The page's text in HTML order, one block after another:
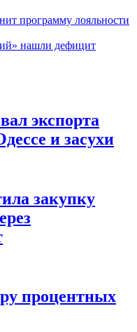
программу лояльности
нашли дефицит
экспорта
и засухи
закупку
процентных